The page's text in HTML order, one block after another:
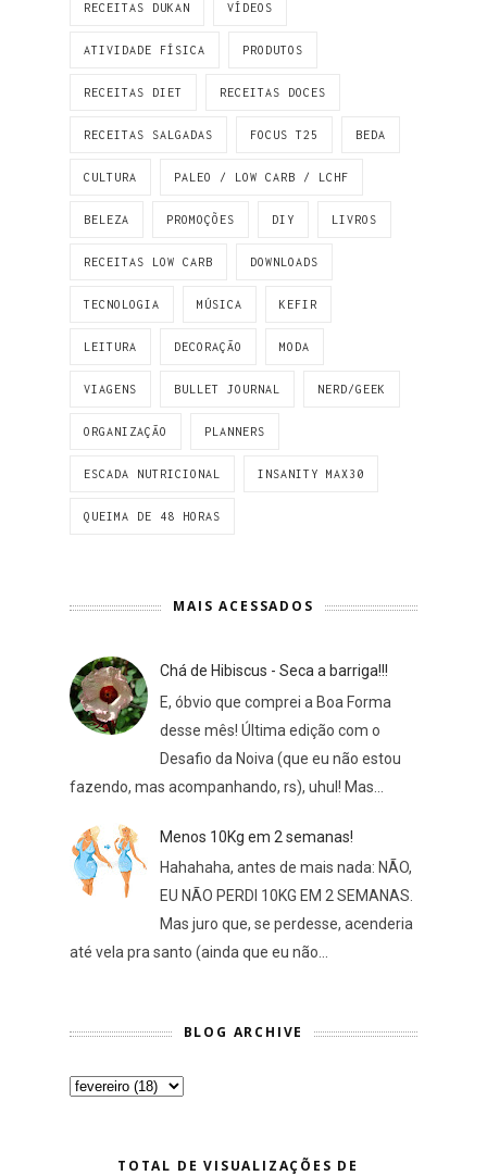
RECEITAS DUKAN VÍDEOS
ATIVIDADE FÍSICA PRODUTOS
RECEITAS DIET RECEITAS DOCES
RECEITAS SALGADAS FOCUS T25 BEDA
CULTURA PALEO / LOW CARB / LCHF
BELEZA PROMOÇÕES DIY LIVROS
RECEITAS LOW CARB DOWNLOADS
TECNOLOGIA MÚSICA KEFIR
LEITURA DECORAÇÃO MODA
VIAGENS BULLET JOURNAL NERD/GEEK
ORGANIZAÇÃO PLANNERS
ESCADA NUTRICIONAL INSANITY MAX30
QUEIMA DE 48 HORAS
MAIS ACESSADOS
Chá de Hibiscus - Seca a barriga!!!
E, óbvio que comprei a Boa Forma
desse mês! Última edição com o
Desafio da Noiva (que eu não estou
fazendo, mas acompanhando, rs), uhul! Mas...
Menos 10Kg em 2 semanas!
Hahahaha, antes de mais nada: NÃO,
EU NÃO PERDI 10KG EM 2 SEMANAS.
Mas juro que, se perdesse, acenderia
até vela pra santo (ainda que eu não...
BLOG ARCHIVE
TOTAL DE VISUALIZAÇÕES DE